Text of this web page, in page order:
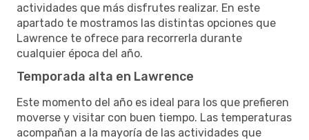
actividades que más disfrutes realizar. En este
apartado te mostramos las distintas opciones que
Lawrence te ofrece para recorrerla durante
cualquier época del año.
Temporada alta en Lawrence
Este momento del año es ideal para los que prefieren
moverse y visitar con buen tiempo. Las temperaturas
acompañan a la mayoría de las actividades que